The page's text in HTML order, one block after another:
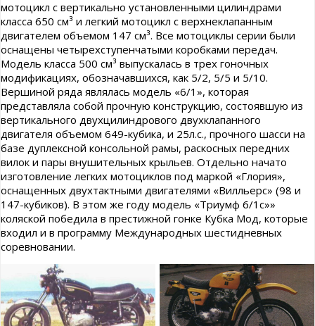
мотоцикл с вертикально установленными цилиндрами
класса 650 см³ и легкий мотоцикл с верхнеклапанным
двигателем объемом 147 см³. Все мотоциклы серии были
оснащены четырехступенчатыми коробками передач.
Модель класса 500 см³ выпускалась в трех гоночных
модификациях, обозначавшихся, как 5/2, 5/5 и 5/10.
Вершиной ряда являлась модель «6/1», которая
представляла собой прочную конструкцию, состоявшую из
вертикального двухцилиндрового двухклапанного
двигателя объемом 649-кубика, и 25л.с., прочного шасси на
базе дуплексной консольной рамы, раскосных передних
вилок и пары внушительных крыльев. Отдельно начато
изготовление легких мотоциклов под маркой «Глория»,
оснащенных двухтактными двигателями «Вилльерс» (98 и
147-кубиков). В этом же году модель «Триумф 6/1с»»
коляской победила в престижной гонке Кубка Мод, которые
входил и в программу Международных шестидневных
соревновании.